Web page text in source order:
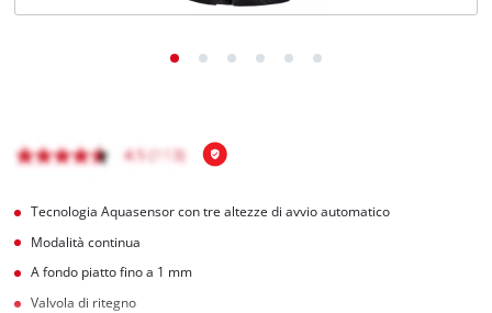
Tecnologia Aquasensor con tre altezze di avvio automatico
Modalità continua
A fondo piatto fino a 1 mm
Valvola di ritegno